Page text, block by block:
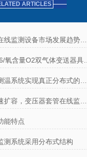
ARTICLES
能特点
测系统采用分布式结构